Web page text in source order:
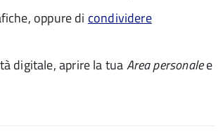
oppure di condividere
digitale, aprire la tuaArea personalee